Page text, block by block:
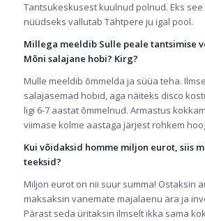
Tantsukeskusest kuulnud polnud. Eks see
nüüdseks vallutab Tähtpere ju igal pool.
Millega meeldib Sulle peale tantsimise
Mõni salajane hobi? Kirg?
Mulle meeldib õmmelda ja süüa teha.
salajasemad hobid, aga näiteks disco
ligi 6-7 aastat õmmelnud. Armastus
viimase kolme aastaga järjest rohkem
Kui võidaksid homme miljon eurot, siis
teeksid?
Miljon eurot on nii suur summa! Ostaksin
maksaksin vanemate majalaenu ära ja
Pärast seda üritaksin ilmselt ikka sama